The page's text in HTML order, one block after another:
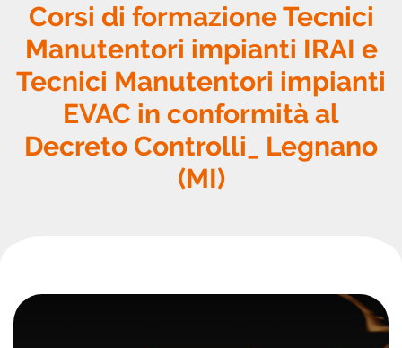
Password
Password dimenticata
Resta connesso
Sei un nuovo utente?
Corsi di formazione Tecnici
Manutentori impianti IRAI e
Tecnici Manutentori impianti
EVAC in conformità al
Decreto Controlli_ Legnano
(MI)